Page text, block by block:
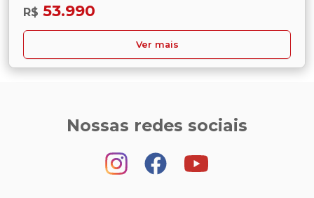
R$ 53.990
Ver mais
Nossas redes sociais